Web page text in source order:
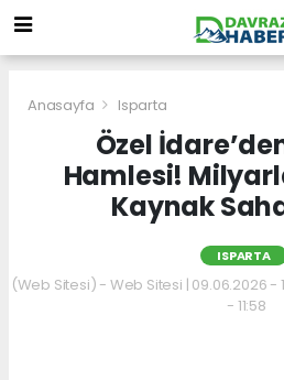
Anasayfa Isparta
Özel
Hamlesi!
Kaynak
ISPARTA
(Web Sitesi) - Web Sitesi | 09.06.2026 -
- 11:58